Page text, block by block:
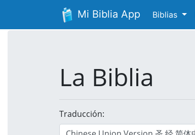
Mi Biblia App Biblias
La Biblia
Traducción: